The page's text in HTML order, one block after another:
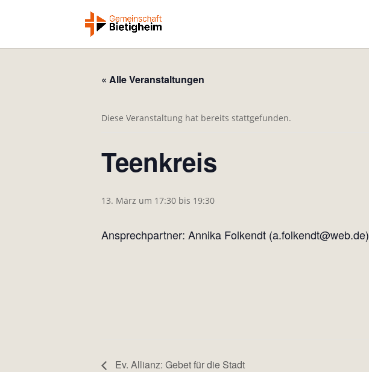
« Alle Veranstaltungen
Diese Veranstaltung hat bereits stattgefunden.
Teenkreis
13. März um 17:30 bis 19:30
Ansprechpartner: Annika Folkendt (a.folkendt@web.de)
Ev. Allianz: Gebet für die Stadt